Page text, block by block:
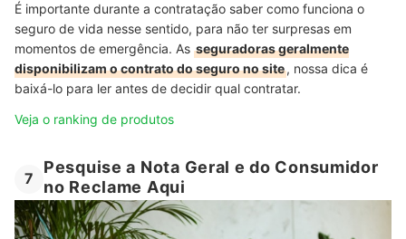
É importante durante a contratação saber como funciona o
seguro de vida nesse sentido, para não ter surpresas em
momentos de emergência. As seguradoras geralmente
disponibilizam o contrato do seguro no site, nossa dica é
baixá-lo para ler antes de decidir qual contratar.
Veja o ranking de produtos
7
Pesquise a Nota Geral e do Consumidor
no Reclame Aqui